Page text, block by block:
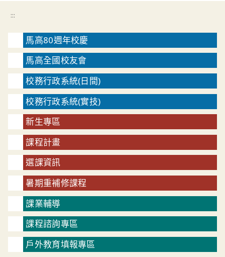
:::
馬高80週年校慶
馬高全國校友會
校務行政系統(日間)
校務行政系統(實技)
新生專區
課程計畫
選課資訊
暑期重補修課程
課業輔導
課程諮詢專區
戶外教育填報專區